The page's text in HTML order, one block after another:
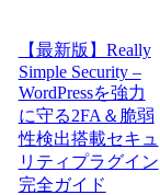
【最新版】Really
Simple Security –
WordPressを強力
に守る2FA＆脆弱
性検出搭載セキュ
リティプラグイン
完全ガイド